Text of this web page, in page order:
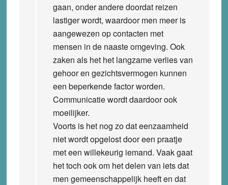
gaan, onder andere doordat reizen
lastiger wordt, waardoor men meer is
aangewezen op contacten met
mensen in de naaste omgeving. Ook
zaken als het het langzame verlies van
gehoor en gezichtsvermogen kunnen
een beperkende factor worden.
Communicatie wordt daardoor ook
moeilijker.
Voorts is het nog zo dat eenzaamheid
niet wordt opgelost door een praatje
met een willekeurig iemand. Vaak gaat
het toch ook om het delen van iets dat
men gemeenschappelijk heeft en dat